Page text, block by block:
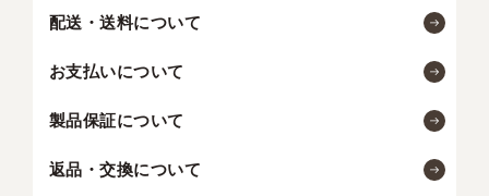
配送・送料について
お支払いについて
製品保証について
返品・交換について